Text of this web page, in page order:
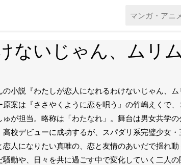
ないじゃん、ムリ
の小説『わたしが恋人になれるわけないじゃん、
原案は『ささやくように恋を唄う』の竹嶋えくで
ゅが担当。略称は「わたなれ」。舞台は男女共学
高校デビューに成功するが、スパダリ系完璧少女
恋人になりたい真唯の、恋と友情のあいだで揺れ
騒動や、日々を共に過ごす中で変化していく二人